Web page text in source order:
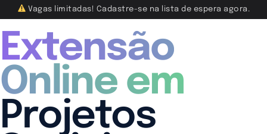
Vagas limitadas! Cadastre-se na lista de espera agora.
Extensão
Online em
Projetos